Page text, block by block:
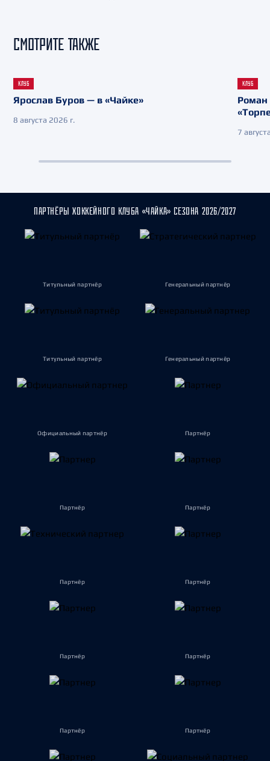
СМОТРИТЕ ТАКЖЕ
КЛУБ
Ярослав Буров — в «Чайке»
8 августа 2026 г.
КЛУБ
Роман
7
ПАРТНЁРЫ ХОККЕЙНОГО КЛУБА «ЧАЙКА» СЕЗОНА 2026/2027
Титульный партнёр Генеральный партнёр
Титульный партнёр Генеральный партнёр
Официальный партнёр Партнёр
Партнёр Партнёр
Партнёр Партнёр
Партнёр Партнёр
Партнёр Партнёр